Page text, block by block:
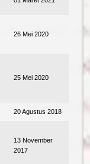
26 Mei 2020
25 Mei 2020
20 Agustus 2018
13 November
2017
Reformasi